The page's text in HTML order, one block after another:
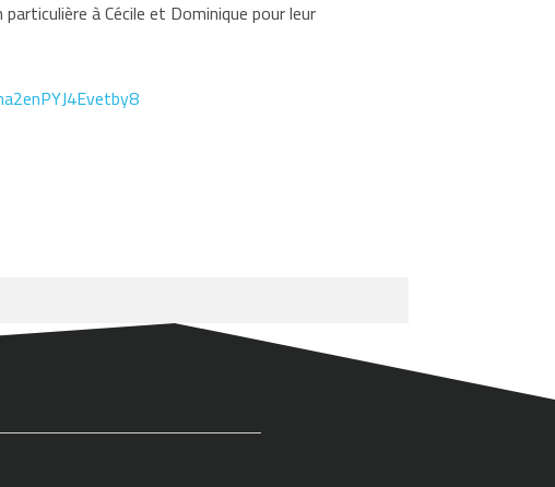
à Cécile et Dominique pour leur